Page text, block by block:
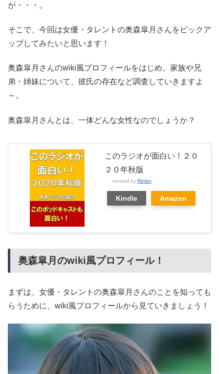
が・・・。
そこで、今回は女優・タレントの奥森皐月さんをピックア
ップしてみたいと思います！
奥森皐月さんのwiki風プロフィールをはじめ、家族や兄
弟・姉妹について、彼氏の存在など調査していきますよ
～。
奥森皐月さんとは、一体どんな女性なのでしょうか？
このラジオが面白い！２０
２０年秋版
created by Rinker
Kindle Amazon
奥森皐月のwiki風プロフィール！
まずは、女優・タレントの奥森皐月さんのことを知っても
らうために、wiki風プロフィールから見ていきましょう！